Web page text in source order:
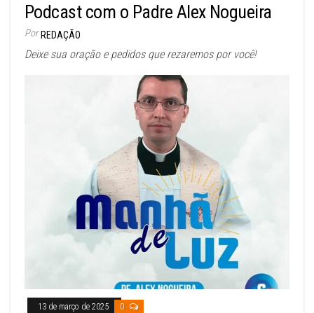
Podcast com o Padre Alex Nogueira
Por REDAÇÃO
Deixe sua oração e pedidos que rezaremos por você!
13 de março de 2025 0